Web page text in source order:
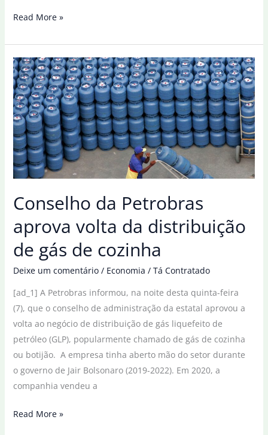
Petrobras
lucro
líquido
de
R$
26
bilhões
no
segundo
trimestre
Read More »
Conselho da Petrobras
aprova volta da distribuição
de gás de cozinha
Deixe um comentário / Economia / Tá Contratado
[ad_1] A Petrobras informou, na noite desta quinta-feira
(7), que o conselho de administração da estatal aprovou a
volta ao negócio de distribuição de gás liquefeito de
petróleo (GLP), popularmente chamado de gás de cozinha
ou botijão. A empresa tinha aberto mão do setor durante
o governo de Jair Bolsonaro (2019-2022). Em 2020, a
companhia vendeu a
Conselho
Read More »